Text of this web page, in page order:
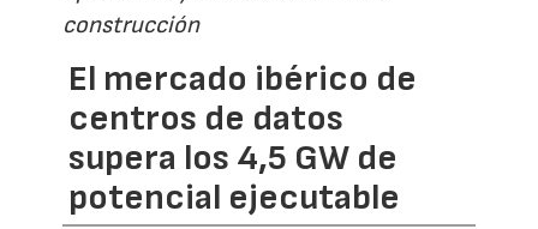
construcción
El mercado ibérico de
centros de datos
supera los 4,5 GW de
potencial ejecutable